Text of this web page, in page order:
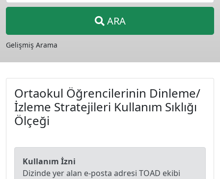
ARA
Gelişmiş Arama
Ortaokul Öğrencilerinin Dinleme/
İzleme Stratejileri Kullanım Sıklığı
Ölçeği
Kullanım İzni
Dizinde yer alan e-posta adresi TOAD ekibi